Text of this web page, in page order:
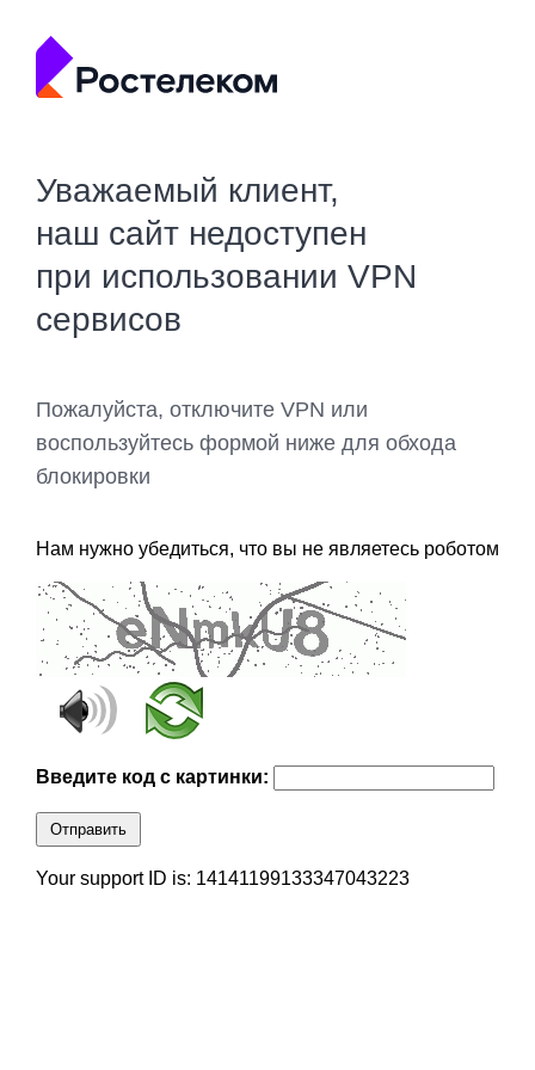
Уважаемый клиент,
наш сайт недоступен
при использовании VPN
сервисов
Пожалуйста, отключите VPN или
воспользуйтесь формой ниже для обхода
блокировки
Нам нужно убедиться, что вы не являетесь роботом
Введите код с картинки:
Отправить
Your support ID is: 14141199133347043223